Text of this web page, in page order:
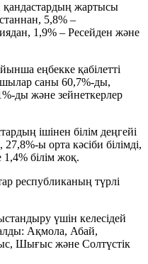
қандастардың жартысы
5,8% –
1,9% – Ресейден және
еңбекке қабілетті
саны 60,7%-ды,
ды және зейнеткерлер
ішінен білім деңгейі
ы орта кәсіби білімді,
білім жоқ.
республиканың түрлі
үшін келесідей
Ақмола, Абай,
Шығыс және Солтүстік